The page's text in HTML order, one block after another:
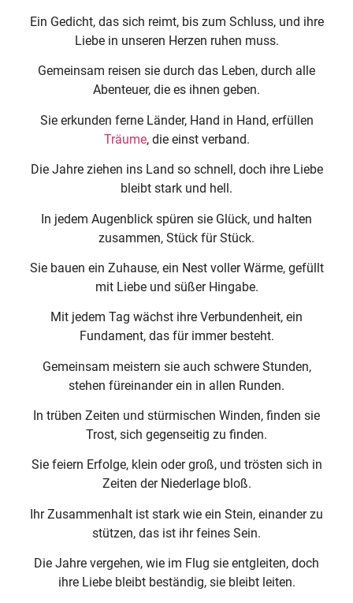
Ein Gedicht, das sich reimt, bis zum Schluss, und ihre
Liebe in unseren Herzen ruhen muss.
Gemeinsam reisen sie durch das Leben, durch alle
Abenteuer, die es ihnen geben.
Sie erkunden ferne Länder, Hand in Hand, erfüllen
Träume, die einst verband.
Die Jahre ziehen ins Land so schnell, doch ihre Liebe
bleibt stark und hell.
In jedem Augenblick spüren sie Glück, und halten
zusammen, Stück für Stück.
Sie bauen ein Zuhause, ein Nest voller Wärme, gefüllt
mit Liebe und süßer Hingabe.
Mit jedem Tag wächst ihre Verbundenheit, ein
Fundament, das für immer besteht.
Gemeinsam meistern sie auch schwere Stunden,
stehen füreinander ein in allen Runden.
In trüben Zeiten und stürmischen Winden, finden sie
Trost, sich gegenseitig zu finden.
Sie feiern Erfolge, klein oder groß, und trösten sich in
Zeiten der Niederlage bloß.
Ihr Zusammenhalt ist stark wie ein Stein, einander zu
stützen, das ist ihr feines Sein.
Die Jahre vergehen, wie im Flug sie entgleiten, doch
ihre Liebe bleibt beständig, sie bleibt leiten.